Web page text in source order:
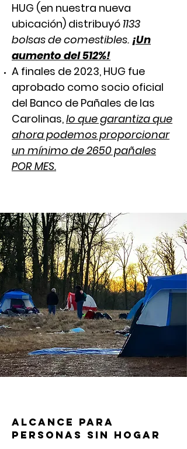
HUG (en nuestra nueva
ubicación) distribuyó 1133
bolsas de comestibles. ¡Un
aumento del 512%!
A finales de 2023, HUG fue
aprobado como socio oficial
del Banco de Pañales de las
Carolinas,lo que garantiza que
ahora podemos proporcionar
un mínimo de 2650 pañales
POR MES.
ALCANCE PARA
PERSONAS SIN HOGAR